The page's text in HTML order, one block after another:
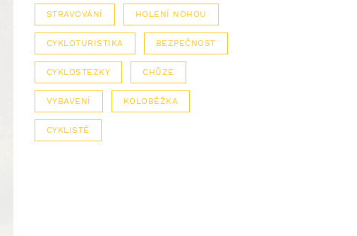
STRAVOVÁNÍ HOLENÍ NOHOU
CYKLOTURISTIKA BEZPEČNOST
CYKLOSTEZKY CHŮZE
VYBAVENÍ KOLOBĚŽKA
CYKLISTÉ